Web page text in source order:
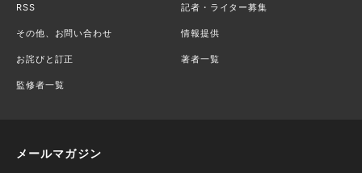
RSS 記者・ライター募集
その他、お問い合わせ 情報提供
お詫びと訂正 著者一覧
監修者一覧
メールマガジン